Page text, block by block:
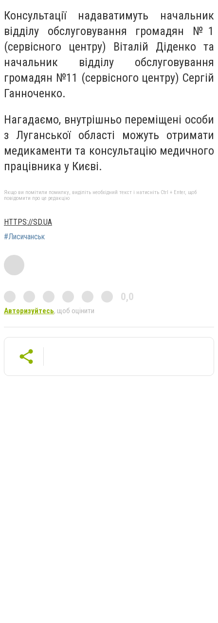
Консультації надаватимуть начальник
відділу обслуговування громадян №1
(сервісного центру) Віталій Діденко та
начальник відділу обслуговування
громадян №11 (сервісного центру) Сергій
Ганноченко.
Нагадаємо, внутрішньо переміщені особи
з Луганської області можуть отримати
медикаменти та консультацію медичного
працівника у Києві.
Якщо ви помітили помилку, виділіть необхідний текст і натисніть Ctrl + Enter, щоб
повідомити про це редакцію
HTTPS://SD.UA
#Лисичанськ
0,0
Авторизуйтесь, щоб оцінити